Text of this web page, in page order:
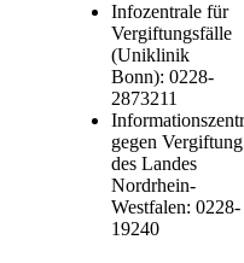
Infozentrale für
Vergiftungsfälle
(Uniklinik
Bonn): 0228-
2873211
gegen Vergiftung
des Landes
Nordrhein-
Westfalen: 0228-
19240